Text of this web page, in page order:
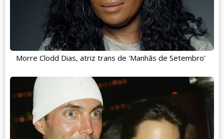
Morre Clodd Dias, atriz trans de 'Manhãs de Setembro'